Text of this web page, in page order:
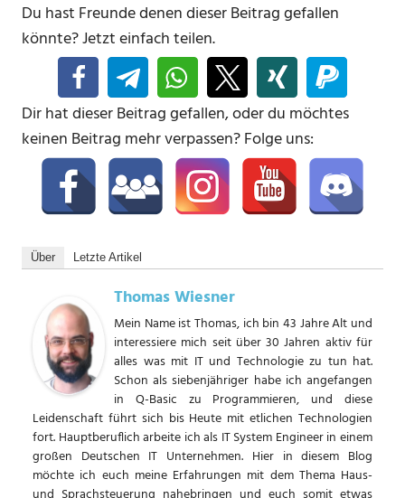
Du hast Freunde denen dieser Beitrag gefallen
könnte? Jetzt einfach teilen.
Dir hat dieser Beitrag gefallen, oder du möchtes
keinen Beitrag mehr verpassen? Folge uns:
Über Letzte Artikel
Thomas Wiesner
Mein Name ist Thomas, ich bin 43 Jahre Alt und
interessiere mich seit über 30 Jahren aktiv für
alles was mit IT und Technologie zu tun hat.
Schon als siebenjähriger habe ich angefangen
in Q-Basic zu Programmieren, und diese
Leidenschaft führt sich bis Heute mit etlichen Technologien
fort. Hauptberuflich arbeite ich als IT System Engineer in einem
großen Deutschen IT Unternehmen. Hier in diesem Blog
möchte ich euch meine Erfahrungen mit dem Thema Haus-